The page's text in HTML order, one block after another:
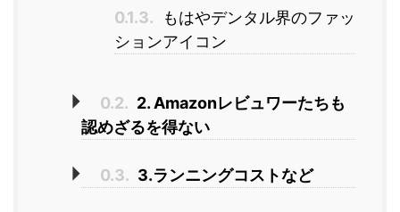
0.1.3.
もはやデンタル界のファッ
ションアイコン
0.2. 2. Amazonレビュワーたちも
認めざるを得ない
0.3. 3.ランニングコストなど